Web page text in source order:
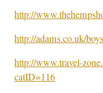
http://
http://adams.co.uk/
http://www.travel-
catID=116